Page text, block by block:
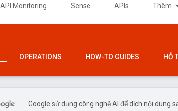
API Monitoring Sense APIs Thêm
OPERATIONS HOW-TO GUIDES HỖ
Google sử dụng công nghệ AI để dịch nội dung